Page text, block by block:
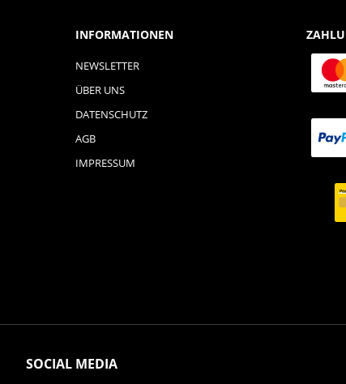
INFORMATIONEN
NEWSLETTER
ÜBER UNS
DATENSCHUTZ
AGB
IMPRESSUM
SOCIAL MEDIA